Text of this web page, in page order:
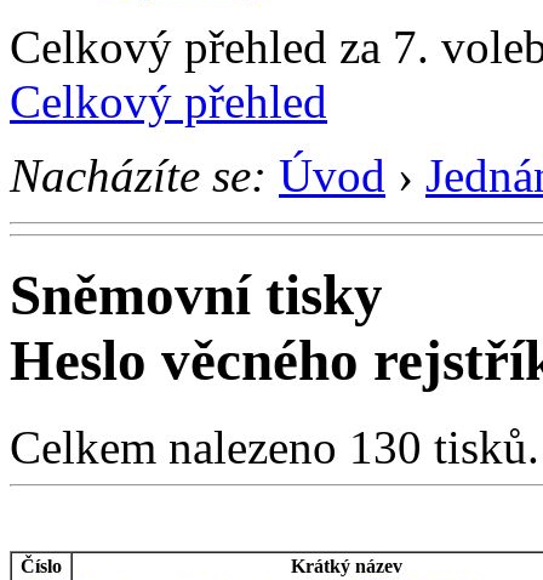
Celkový přehled za 7.
Celkový přehled
Nacházíte se: Úvod ›
Sněmovní tisky
Heslo věcného
Celkem nalezeno 130
Číslo
Krátký název